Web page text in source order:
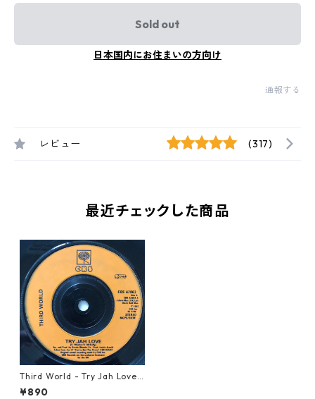
Sold out
日本国内にお住まいの方向け
通報する
レビュー (317)
最近チェックした商品
Third World - Try Jah Love
【7-20677】
¥890